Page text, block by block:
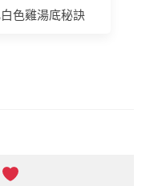
色雞湯底秘訣